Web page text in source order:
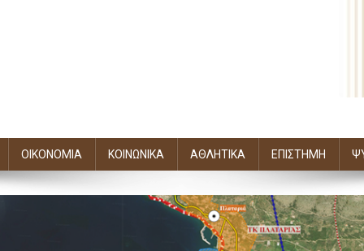
ΟΙΚΟΝΟΜΙΑ ΚΟΙΝΩΝΙΚΑ ΑΘΛΗΤΙΚΑ ΕΠΙΣΤΗΜΗ